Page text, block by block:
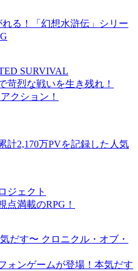
る！「幻想水滸伝」シリー
SURVIVAL
苛烈な戦いを生き残れ！
クション！
計2,170万PVを記録した人気
ジェクト
点満載のRPG！
だす〜 クロニクル・オブ・
ォンゲームが登場！本気だす